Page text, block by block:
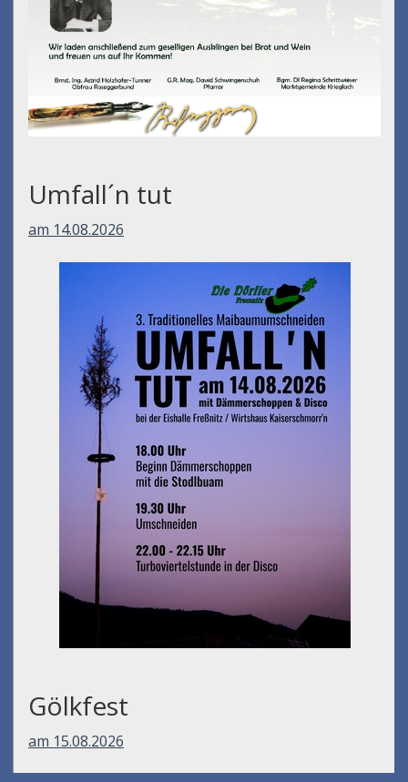
Umfall´n tut
am 14.08.2026
Gölkfest
am 15.08.2026